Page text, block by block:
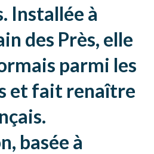
Installée à
des Près, elle
parmi les
et fait renaître
basée à